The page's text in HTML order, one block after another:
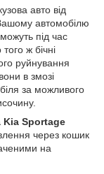
авто від
автомобілю
під час
ж бічні
руйнування
в змозі
за можливого
Kia Sportage
через кошик
на